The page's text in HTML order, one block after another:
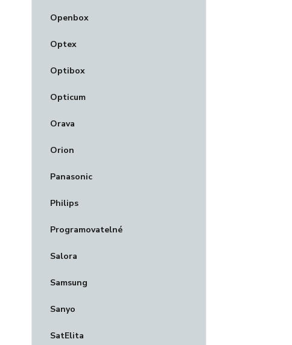
Openbox
Optex
Optibox
Opticum
Orava
Orion
Panasonic
Philips
Programovatelné
Salora
Samsung
Sanyo
SatElita